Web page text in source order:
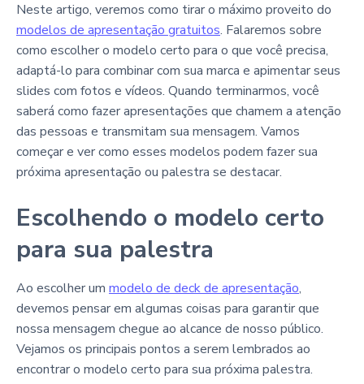
Neste artigo, veremos como tirar o máximo proveito do
modelos de apresentação gratuitos. Falaremos sobre
como escolher o modelo certo para o que você precisa,
adaptá-lo para combinar com sua marca e apimentar seus
slides com fotos e vídeos. Quando terminarmos, você
saberá como fazer apresentações que chamem a atenção
das pessoas e transmitam sua mensagem. Vamos
começar e ver como esses modelos podem fazer sua
próxima apresentação ou palestra se destacar.
Escolhendo o modelo certo
para sua palestra
Ao escolher um modelo de deck de apresentação,
devemos pensar em algumas coisas para garantir que
nossa mensagem chegue ao alcance de nosso público.
Vejamos os principais pontos a serem lembrados ao
encontrar o modelo certo para sua próxima palestra.